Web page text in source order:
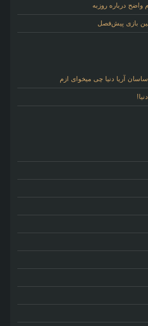
واضح درباره روزبه
بازی پیش‌فصل
آریا دنیا چی میخوای ازم